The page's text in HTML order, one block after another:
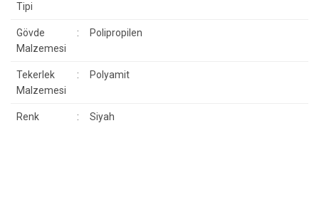
Tipi
Gövde
Malzemesi
: Polipropilen
Tekerlek
Malzemesi
: Polyamit
Renk : Siyah